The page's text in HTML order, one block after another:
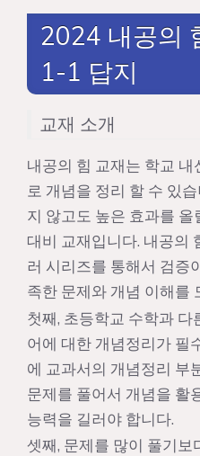
2024 내공의
1-1 답지
교재 소개
내공의 힘 교재는 학교
로 개념을 정리 할 수 있
지 않고도 높은 효과를
대비 교재입니다. 내공의
러 시리즈를 통해서 검증
족한 문제와 개념 이해를
첫째, 초등학교 수학과
어에 대한 개념정리가 필
에 교과서의 개념정리 부
문제를 풀어서 개념을 활
능력을 길러야 합니다.
셋째, 문제를 많이 풀기보